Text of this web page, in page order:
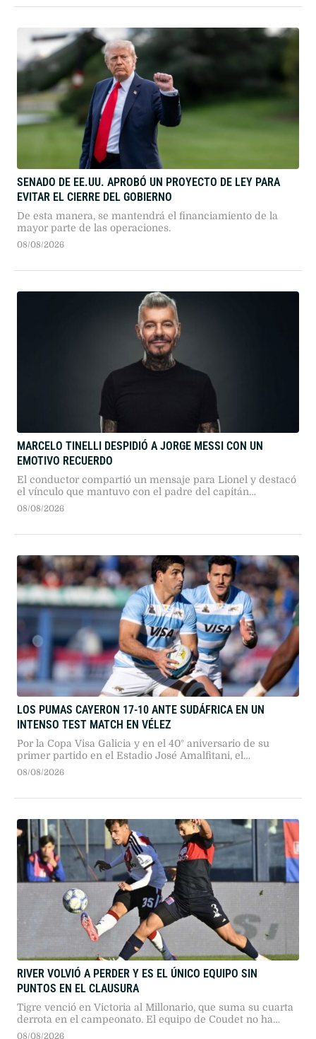
SENADO DE EE.UU. APROBÓ UN PROYECTO DE LEY PARA
EVITAR EL CIERRE DEL GOBIERNO
De esta manera, se mantendrá el financiamiento de la
mayor parte de las operaciones.
08/08/2026
MARCELO TINELLI DESPIDIÓ A JORGE MESSI CON UN
EMOTIVO RECUERDO
El conductor compartió un mensaje para Lionel y destacó
el vínculo que mantuvo con el padre del capitán
argentino.
08/08/2026
LOS PUMAS CAYERON 17-10 ANTE SUDÁFRICA EN UN
INTENSO TEST MATCH EN VÉLEZ
Por la Copa Visa Galicia y en el 40° aniversario de su
primer partido en el Estadio José Amalfitani, el
seleccionado argentino dio pelea ante los bicampeones
08/08/2026
RIVER VOLVIÓ A PERDER Y ES EL ÚNICO EQUIPO SIN
PUNTOS EN EL CLAUSURA
Tigre venció en Victoria al Millonario, que suma su cuarta
derrota en el campeonato. El equipo de Coudet no ha
podido marcar goles desde que comenzó el torneo.
08/08/2026